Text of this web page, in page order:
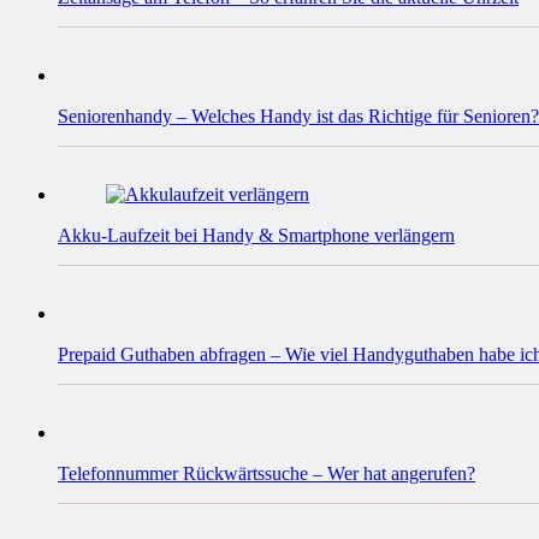
Seniorenhandy – Welches Handy ist das Richtige für Senioren?
Akku-Laufzeit bei Handy & Smartphone verlängern
Prepaid Guthaben abfragen – Wie viel Handyguthaben habe
Telefonnummer Rückwärtssuche – Wer hat angerufen?